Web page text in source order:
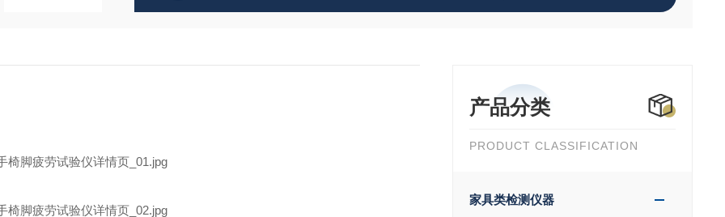
产品分类
PRODUCT CLASSIFICATION
家具类检测仪器